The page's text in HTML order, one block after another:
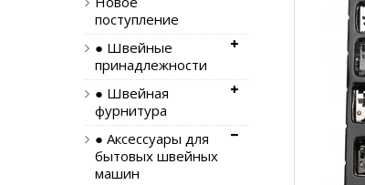
поступление
● Швейные
принадлежности
● Швейная
фурнитура
● Аксессуары для
бытовых швейных
машин